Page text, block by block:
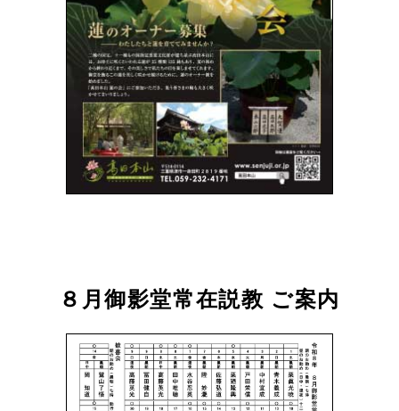
８月御影堂常在説教 ご案内